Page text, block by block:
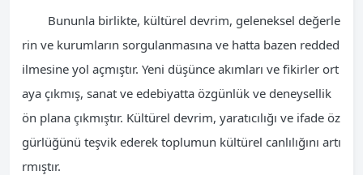
Bununla birlikte, kültürel devrim, geleneksel değerle
rin ve kurumların sorgulanmasına ve hatta bazen redded
ilmesine yol açmıştır. Yeni düşünce akımları ve fikirler ort
aya çıkmış, sanat ve edebiyatta özgünlük ve deneysellik
ön plana çıkmıştır. Kültürel devrim, yaratıcılığı ve ifade öz
gürlüğünü teşvik ederek toplumun kültürel canlılığını artı
rmıştır.